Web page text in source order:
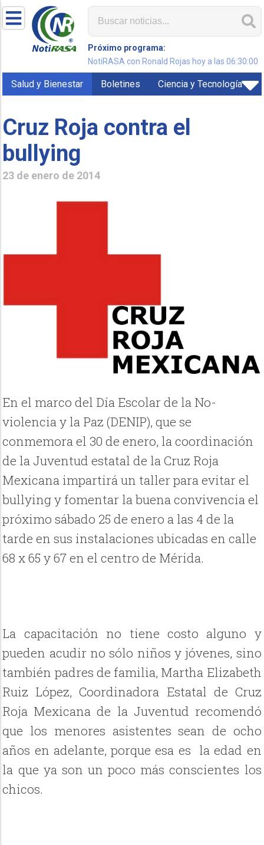
Próximo programa:
NotiRASA con Ronald Rojas hoy a las 06:30:00
Salud y Bienestar Boletines Ciencia y Tecnología
Cruz Roja contra el
bullying
23 de enero de 2014
En el marco del Día Escolar de la No-
violencia y la Paz (DENIP), que se
conmemora el 30 de enero, la coordinación
de la Juventud estatal de la Cruz Roja
Mexicana impartirá un taller para evitar el
bullying y fomentar la buena convivencia el
próximo sábado 25 de enero a las 4 de la
tarde en sus instalaciones ubicadas en calle
68 x 65 y 67 en el centro de Mérida.
La capacitación no tiene costo alguno y
pueden acudir no sólo niños y jóvenes, sino
también padres de familia, Martha Elizabeth
Ruiz López, Coordinadora Estatal de Cruz
Roja Mexicana de la Juventud recomendó
que los menores asistentes sean de ocho
años en adelante, porque esa es la edad en
la que ya son un poco más conscientes los
chicos.